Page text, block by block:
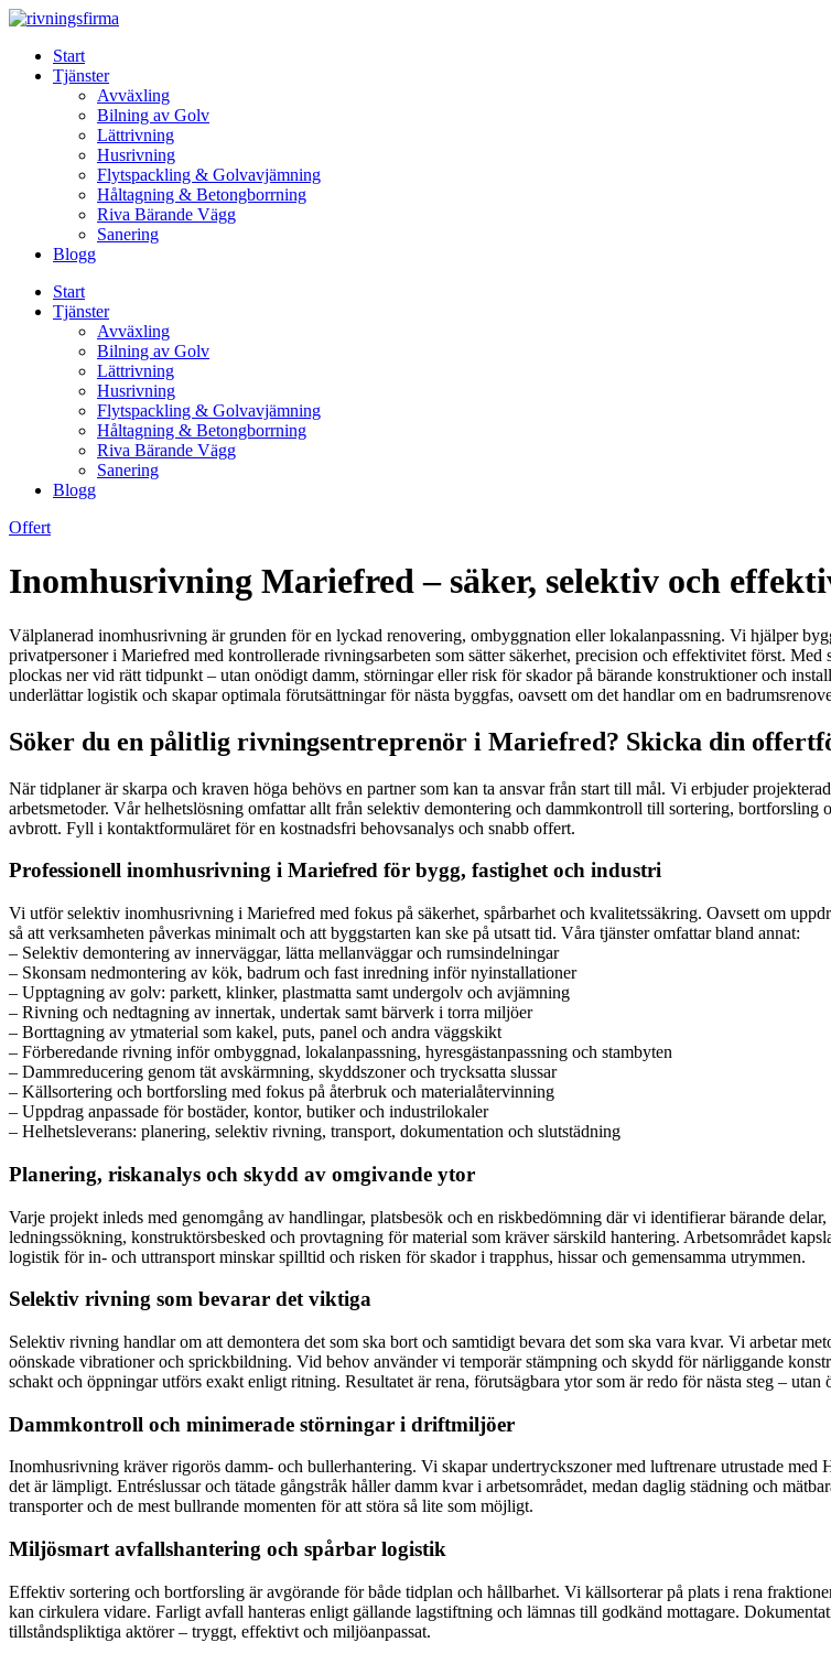
Skip
contentStart
Tjänster
Avväxling
Bilning av Golv
Lättrivning
Husrivning
Flytspackling & Golvavjämning
Håltagning & Betongborrning
Riva Bärande Vägg
Sanering
Blogg
Start
Tjänster
Avväxling
Bilning av Golv
Lättrivning
Husrivning
Flytspackling & Golvavjämning
Håltagning & Betongborrning
Riva Bärande Vägg
Sanering
Blogg
Offert
Inomhusrivning Mariefred – säker, selektiv och
Välplanerad inomhusrivning är grunden för en lyckad renovering, ombyggnation eller lokalanpassning. Vi hjälper
privatpersoner i Mariefred med kontrollerade rivningsarbeten som sätter säkerhet, precision och effektivitet först.
plockas ner vid rätt tidpunkt – utan onödigt damm, störningar eller risk för skador på bärande konstruktioner och
underlättar logistik och skapar optimala förutsättningar för nästa byggfas, oavsett om det handlar om en
Söker du en pålitlig rivningsentreprenör i Mariefred? Skicka din
När tidplaner är skarpa och kraven höga behövs en partner som kan ta ansvar från start till mål. Vi erbjuder
arbetsmetoder. Vår helhetslösning omfattar allt från selektiv demontering och dammkontroll till sortering,
avbrott. Fyll i kontaktformuläret för en kostnadsfri behovsanalys och snabb offert.
Professionell inomhusrivning i Mariefred för bygg, fastighet och industri
Vi utför selektiv inomhusrivning i Mariefred med fokus på säkerhet, spårbarhet och kvalitetssäkring. Oavsett om
så att verksamheten påverkas minimalt och att byggstarten kan ske på utsatt tid. Våra tjänster omfattar bland annat:
– Selektiv demontering av innerväggar, lätta mellanväggar och rumsindelningar
– Skonsam nedmontering av kök, badrum och fast inredning inför nyinstallationer
– Upptagning av golv: parkett, klinker, plastmatta samt undergolv och avjämning
– Rivning och nedtagning av innertak, undertak samt bärverk i torra miljöer
– Borttagning av ytmaterial som kakel, puts, panel och andra väggskikt
– Förberedande rivning inför ombyggnad, lokalanpassning, hyresgästanpassning och stambyten
– Dammreducering genom tät avskärmning, skyddszoner och trycksatta slussar
– Källsortering och bortforsling med fokus på återbruk och materialåtervinning
– Uppdrag anpassade för bostäder, kontor, butiker och industrilokaler
– Helhetsleverans: planering, selektiv rivning, transport, dokumentation och slutstädning
Planering, riskanalys och skydd av omgivande ytor
Varje projekt inleds med genomgång av handlingar, platsbesök och en riskbedömning där vi identifierar bärande
ledningssökning, konstruktörsbesked och provtagning för material som kräver särskild hantering. Arbetsområdet
logistik för in- och uttransport minskar spilltid och risken för skador i trapphus, hissar och gemensamma utrymmen.
Selektiv rivning som bevarar det viktiga
Selektiv rivning handlar om att demontera det som ska bort och samtidigt bevara det som ska vara kvar. Vi arbetar
oönskade vibrationer och sprickbildning. Vid behov använder vi temporär stämpning och skydd för närliggande
schakt och öppningar utförs exakt enligt ritning. Resultatet är rena, förutsägbara ytor som är redo för nästa steg – utan
Dammkontroll och minimerade störningar i driftmiljöer
Inomhusrivning kräver rigorös damm- och bullerhantering. Vi skapar undertryckszoner med luftrenare utrustade
det är lämpligt. Entréslussar och tätade gångstråk håller damm kvar i arbetsområdet, medan daglig städning och
transporter och de mest bullrande momenten för att störa så lite som möjligt.
Miljösmart avfallshantering och spårbar logistik
Effektiv sortering och bortforsling är avgörande för både tidplan och hållbarhet. Vi källsorterar på plats i rena
kan cirkulera vidare. Farligt avfall hanteras enligt gällande lagstiftning och lämnas till godkänd mottagare.
tillståndspliktiga aktörer – tryggt, effektivt och miljöanpassat.